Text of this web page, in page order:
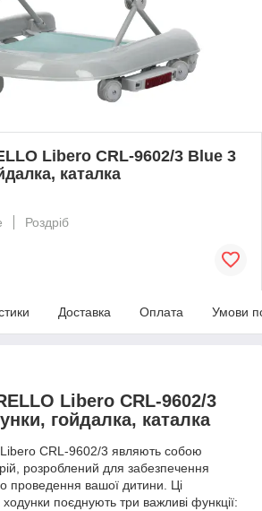
Libero CRL-9602/3 Blue 3
каталка
Роздріб
Доставка Оплата Умови
Libero CRL-9602/3
гойдалка, каталка
CRL-9602/3 являють собою
розроблений для забезпечення
проведення вашої дитини. Ці
поєднують три важливі функції: